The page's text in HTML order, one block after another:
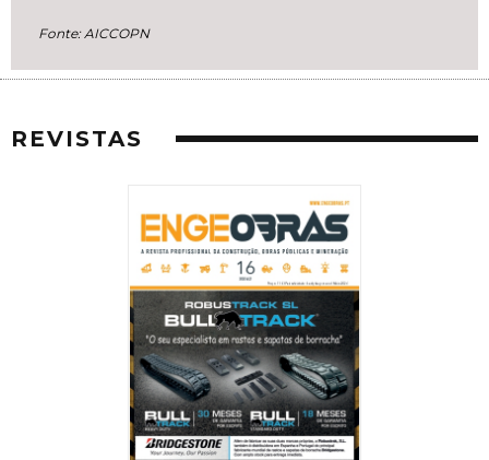
Fonte: AICCOPN
REVISTAS